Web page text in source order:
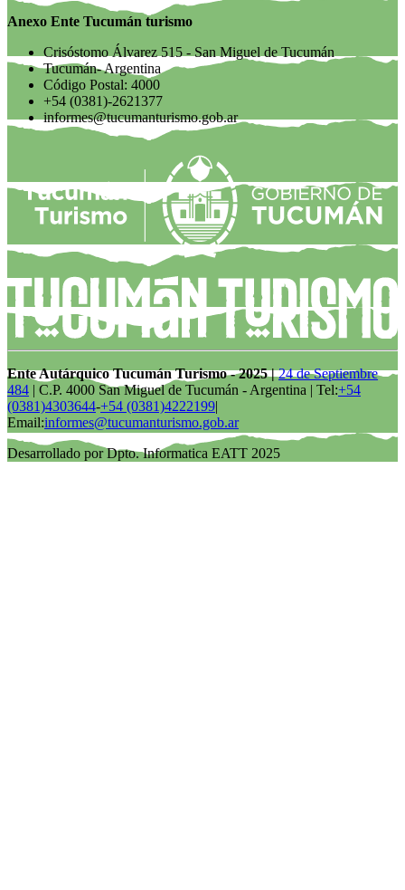
Anexo Ente Tucumán turismo
Crisóstomo Álvarez 515 - San Miguel de Tucumán
Tucumán- Argentina
Código Postal: 4000
+54 (0381)-2621377
informes@tucumanturismo.gob.ar
Ente Autárquico Tucumán Turismo - 2025 |24 de Septiembre
484 | C.P. 4000 San Miguel de Tucumán - Argentina | Tel:+54
(0381)4303644-+54 (0381)4222199|
Email:informes@tucumanturismo.gob.ar
Desarrollado por Dpto. Informatica EATT 2025